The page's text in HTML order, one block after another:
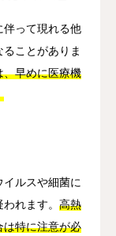
伴って現れる他
ことがありま
、早めに医療機
ルスや細菌に
れます。 高熱
は特に注意が必